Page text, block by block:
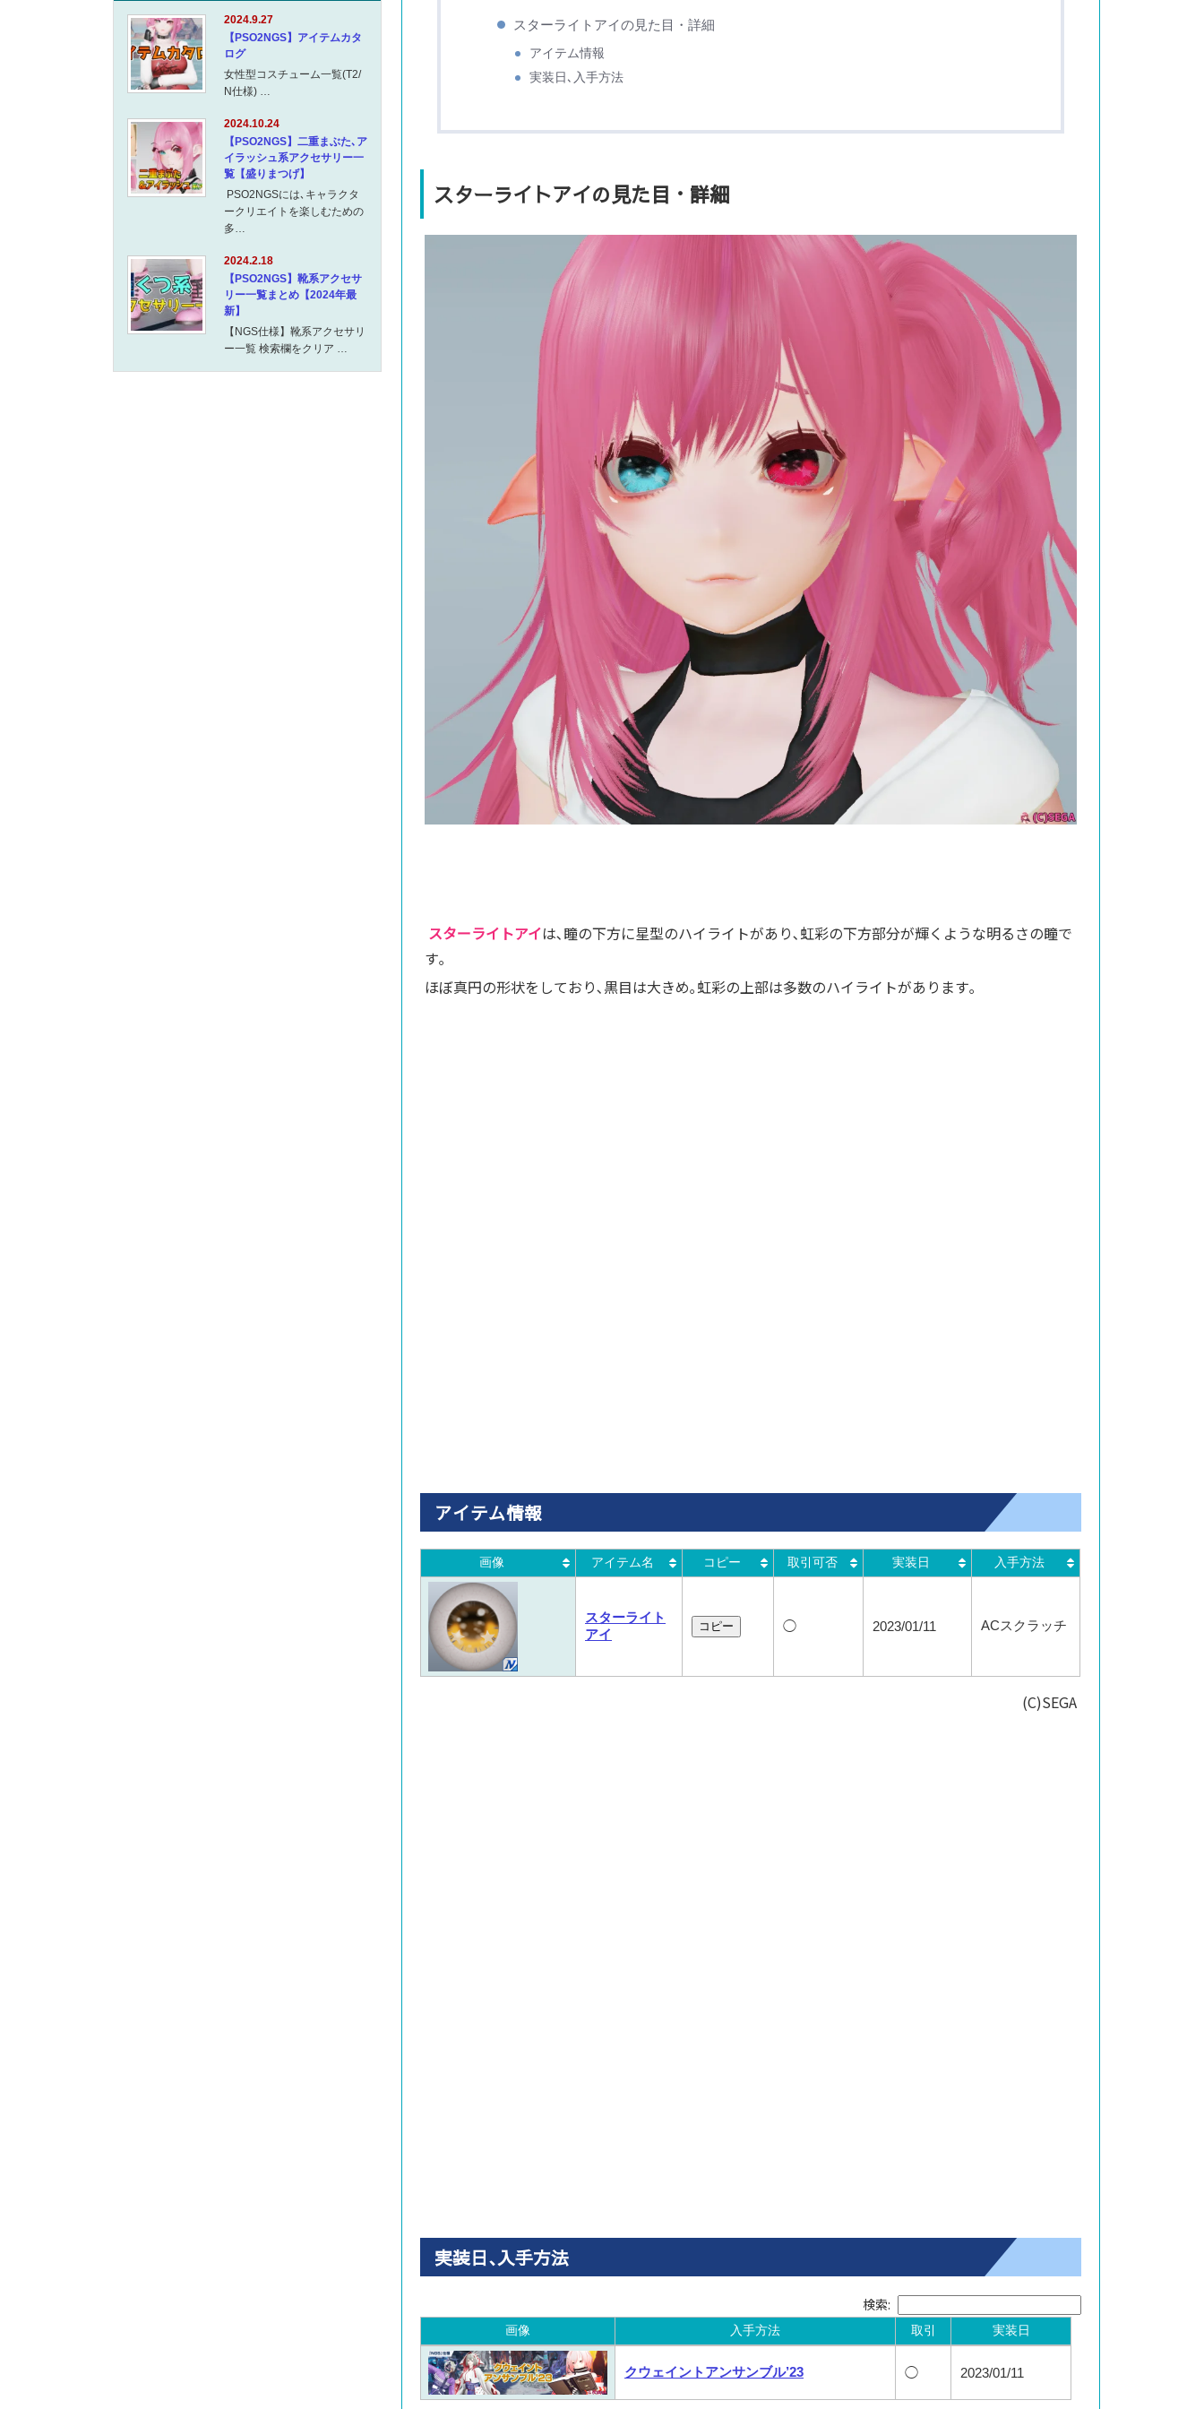
スターライトアイの見た目・詳細
アイテム情報
実装日､入手方法
スターライトアイの見た目・詳細
スターライトアイは､瞳の下方に星型のハイライトがあり､虹彩の下方部分が輝くような明るさの瞳で
す｡
ほぼ真円の形状をしており､黒目は大きめ｡虹彩の上部は多数のハイライトがあります｡
アイテム情報
画像 アイテム名 コピー 取引可否 実装日 入手方法
スターライト
アイ
コピー ◯ 2023/01/11 ACスクラッチ
(C)SEGA
実装日､入手方法
検索:
画像 入手方法 取引 実装日
画像
クウェイントアンサンブル’23 ◯ 2023/01/11
2024.9.27
【PSO2NGS】アイテムカタ
ログ
女性型コスチューム一覧(T2/
N仕様) …
2024.10.24
【PSO2NGS】二重まぶた､ア
イラッシュ系アクセサリー一
覧【盛りまつげ】
PSO2NGSには､キャラクタ
ークリエイトを楽しむための
多…
2024.2.18
【PSO2NGS】靴系アクセサ
リー一覧まとめ【2024年最
新】
【NGS仕様】靴系アクセサリ
ー一覧 検索欄をクリア …